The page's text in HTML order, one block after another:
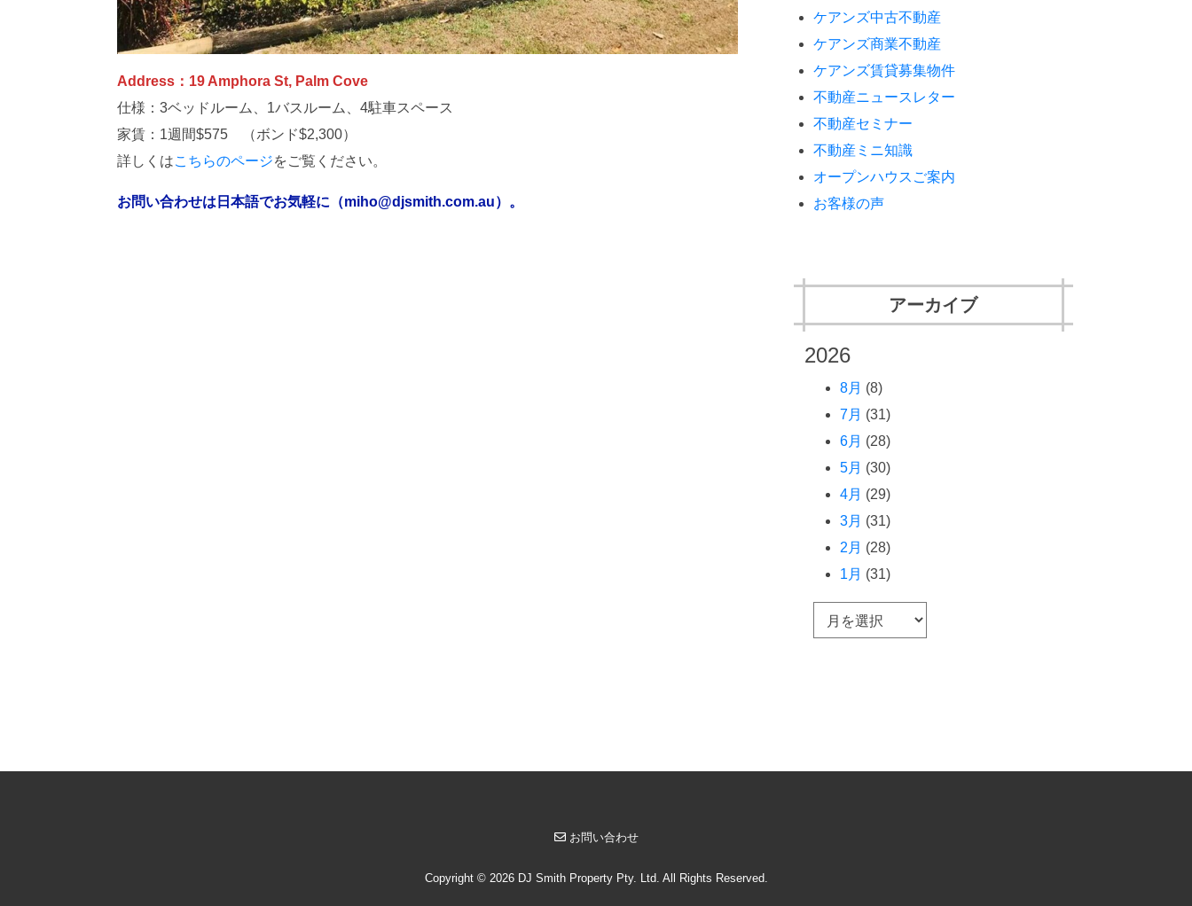
Address：19 Amphora St, Palm Cove
仕様：3ベッドルーム、1バスルーム、4駐車スペース
家賃：1週間$575 （ボンド$2,300）
詳しくはこちらのページをご覧ください。
お問い合わせは日本語でお気軽に（miho@djsmith.com.au）。
ケアンズ中古不動産
ケアンズ商業不動産
ケアンズ賃貸募集物件
不動産ニュースレター
不動産セミナー
不動産ミニ知識
オープンハウスご案内
お客様の声
アーカイブ
2026
8月 (8)
7月 (31)
6月 (28)
5月 (30)
4月 (29)
3月 (31)
2月 (28)
1月 (31)
ー
お問い合わせ
Copyright © 2026 DJ Smith Property Pty. Ltd. All Rights Reserved.